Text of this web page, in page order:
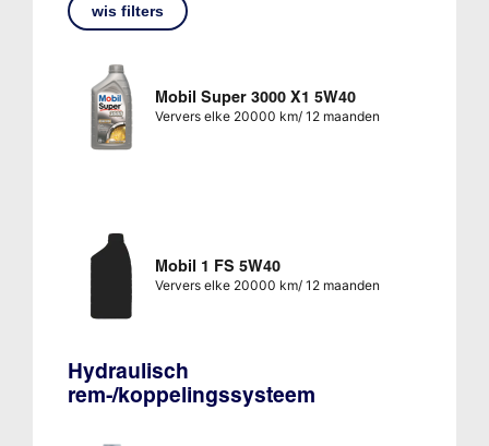
wis filters
Mobil Super 3000 X1 5W40
Ververs elke 20000 km/ 12 maanden
Mobil 1 FS 5W40
Ververs elke 20000 km/ 12 maanden
Hydraulisch
rem-/koppelingssysteem